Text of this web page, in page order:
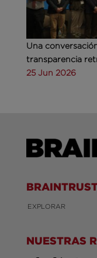
Una
transparencia
25 Jun 2026
EXPLORAR
NUESTRAS